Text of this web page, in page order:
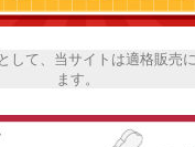
して、当サイトは適格販売
ます。